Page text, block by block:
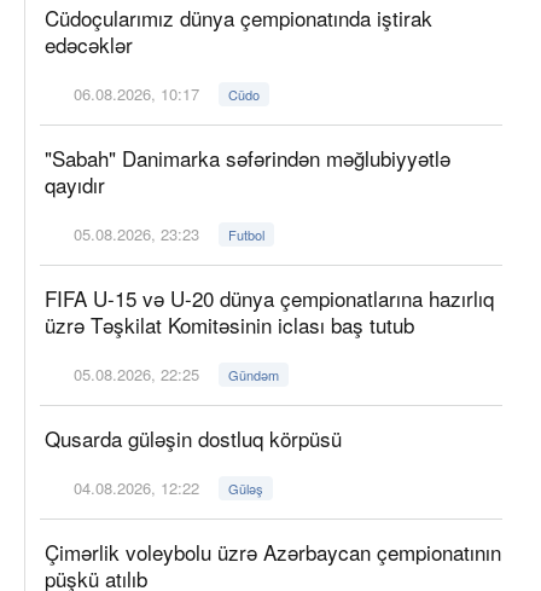
Cüdoçularımız dünya çempionatında iştirak
edəcəklər
06.08.2026, 10:17 Cüdo
"Sabah" Danimarka səfərindən məğlubiyyətlə
qayıdır
05.08.2026, 23:23 Futbol
FIFA U-15 və U-20 dünya çempionatlarına hazırlıq
üzrə Təşkilat Komitəsinin iclası baş tutub
05.08.2026, 22:25 Gündəm
Qusarda güləşin dostluq körpüsü
04.08.2026, 12:22 Güləş
Çimərlik voleybolu üzrə Azərbaycan çempionatının
püşkü atılıb